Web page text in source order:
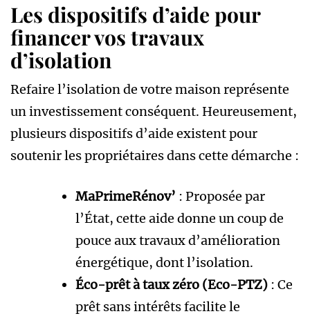
Les dispositifs d’aide pour
financer vos travaux
d’isolation
Refaire l’isolation de votre maison représente
un investissement conséquent. Heureusement,
plusieurs dispositifs d’aide existent pour
soutenir les propriétaires dans cette démarche :
MaPrimeRénov’ : Proposée par
l’État, cette aide donne un coup de
pouce aux travaux d’amélioration
énergétique, dont l’isolation.
Éco-prêt à taux zéro (Eco-PTZ) : Ce
prêt sans intérêts facilite le